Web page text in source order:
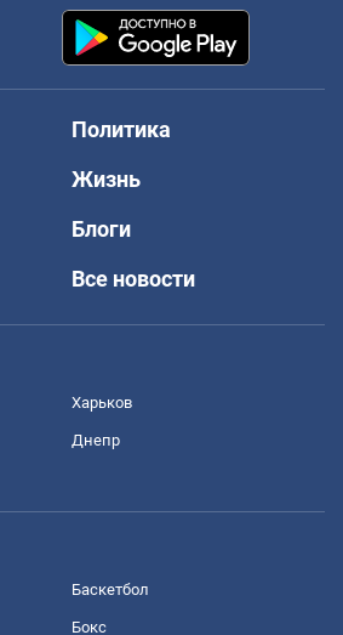
Политика
Жизнь
Блоги
Все новости
Харьков
Днепр
Баскетбол
Бокс